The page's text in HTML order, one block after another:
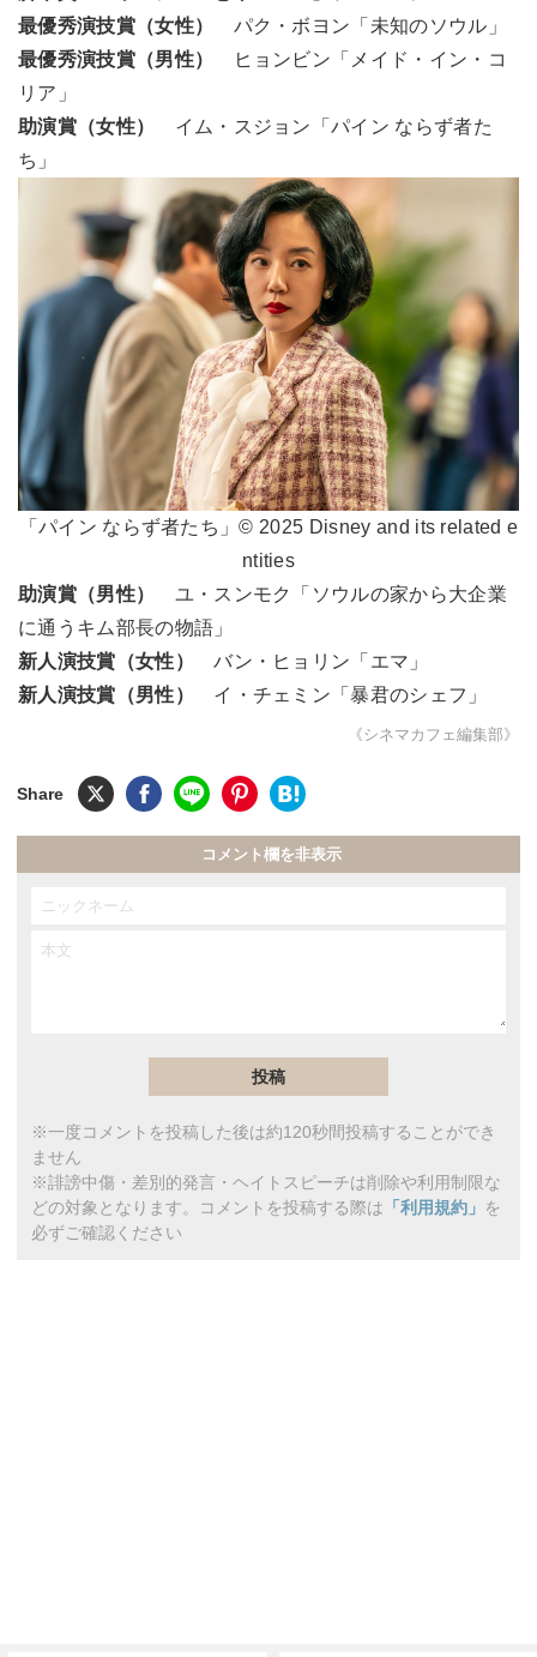
最優秀演技賞（女性） パク・ボヨン「未知のソウル」
最優秀演技賞（男性）
ヒョンビン「メイド・イン・コ
リア」
助演賞（女性） イム・スジョン「パイン ならず者た
ち」
「パイン ならず者たち」© 2025 Disney and its related e
ntities
助演賞（男性） ユ・スンモク「ソウルの家から大企業
に通うキム部長の物語」
新人演技賞（女性）バン・ヒョリン「エマ」
新人演技賞（男性） イ・チェミン「暴君のシェフ」
《シネマカフェ編集部》
コメント欄を非表示
※一度コメントを投稿した後は約120秒間投稿することができ
ません
※誹謗中傷・差別的発言・ヘイトスピーチは削除や利用制限な
どの対象となります。コメントを投稿する際は 「利用規約」 を
必ずご確認ください